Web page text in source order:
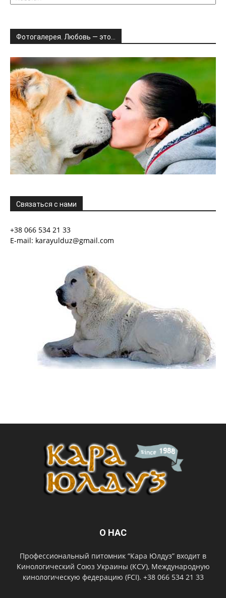
Фотогалерея. Любовь — это…
Связаться с нами
+38 066 534 21 33
E-mail: karayulduz@gmail.com
О НАС
Профессиональный питомник “Кара Юлдуз” входит в
Кинологический Союз Украины (КСУ), Международную
кинологическую федерацию (FCI). +38 066 534 21 33